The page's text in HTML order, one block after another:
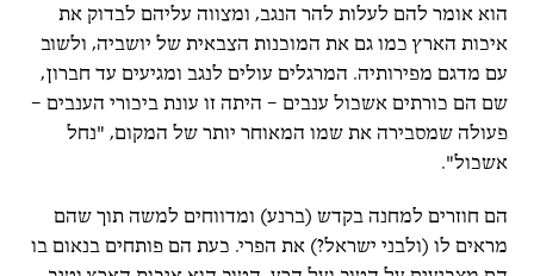
הוא אומר להם לעלות להר הנגב, ומצווה עליהם לבדוק את
איכות הארץ כמו גם את המוכנות הצבאית של יושביה, ולשוב
עם מדגם מפירותיה. המרגלים עולים לנגב ומגיעים עד חברון,
שם הם כורתים אשכול ענבים – היתה זו עונת ביכורי הענבים –
פעולה שמסבירה את שמו המאוחר יותר של המקום, "נחל
אשכול".
הם חוזרים למחנה בקדש (ברנע) ומדווחים למשה תוך שהם
מראים לו (ולבני ישראל?) את הפרי. כעת הם פותחים בנאום בו